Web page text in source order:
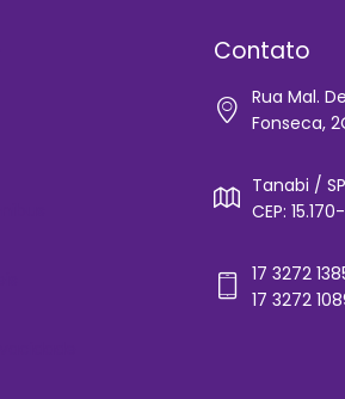
Contato
Rua Mal.
Fonseca,
Tanabi / SP
CEP:
17 3272
17 3272